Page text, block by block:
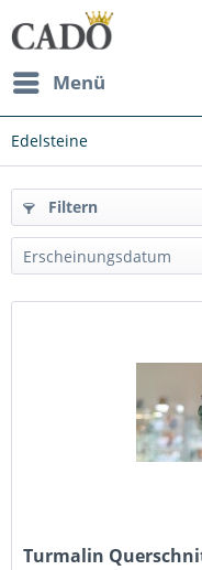
Menü
Edelsteine
Filtern
Turmalin